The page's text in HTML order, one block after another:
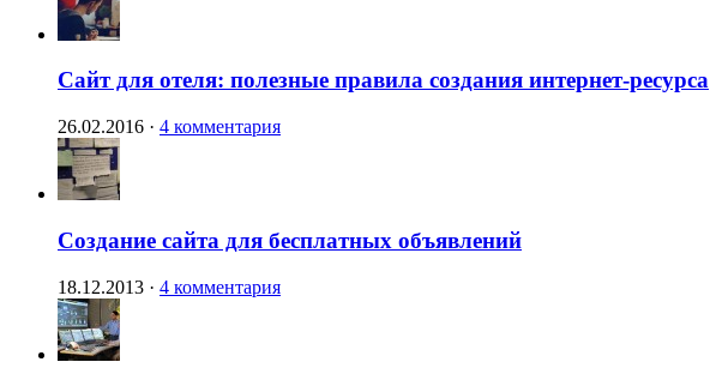
Сайт для отеля: полезные правила создания интернет-ресурса
26.02.2016 · 4 комментария
Создание сайта для бесплатных объявлений
18.12.2013 · 4 комментария